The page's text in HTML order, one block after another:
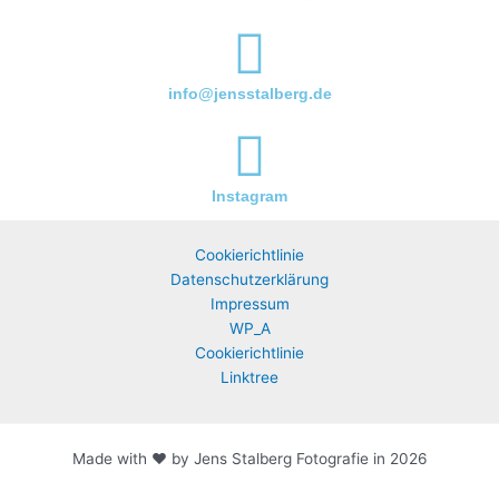
info@jensstalberg.de
Instagram
Cookierichtlinie
Datenschutzerklärung
Impressum
WP_A
Cookierichtlinie
Linktree
Made with ♥ by Jens Stalberg Fotografie in 2026